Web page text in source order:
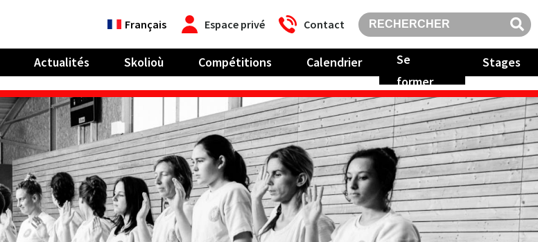
Français Espace privé Contact
Actualités Skolioù Compétitions Calendrier
Se
former
Stages